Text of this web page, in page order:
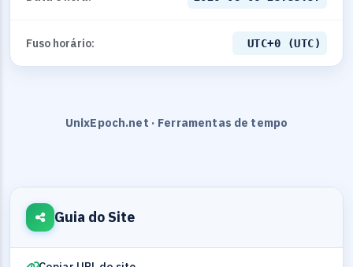
Fuso horário: UTC+0 (UTC)
UnixEpoch.net · Ferramentas de tempo
Guia do Site